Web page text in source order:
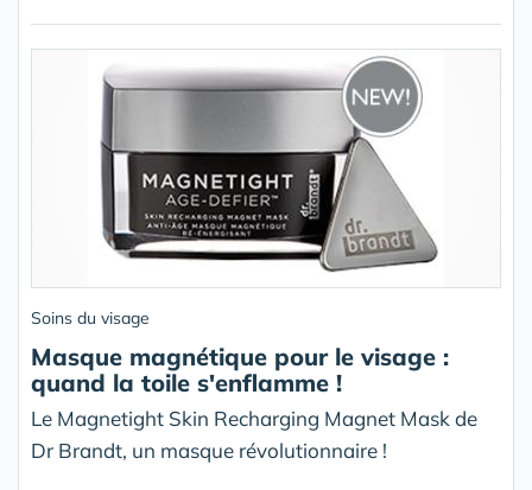
Soins du visage
Masque magnétique pour le visage :
quand la toile s'enflamme !
Le Magnetight Skin Recharging Magnet Mask de
Dr Brandt, un masque révolutionnaire !